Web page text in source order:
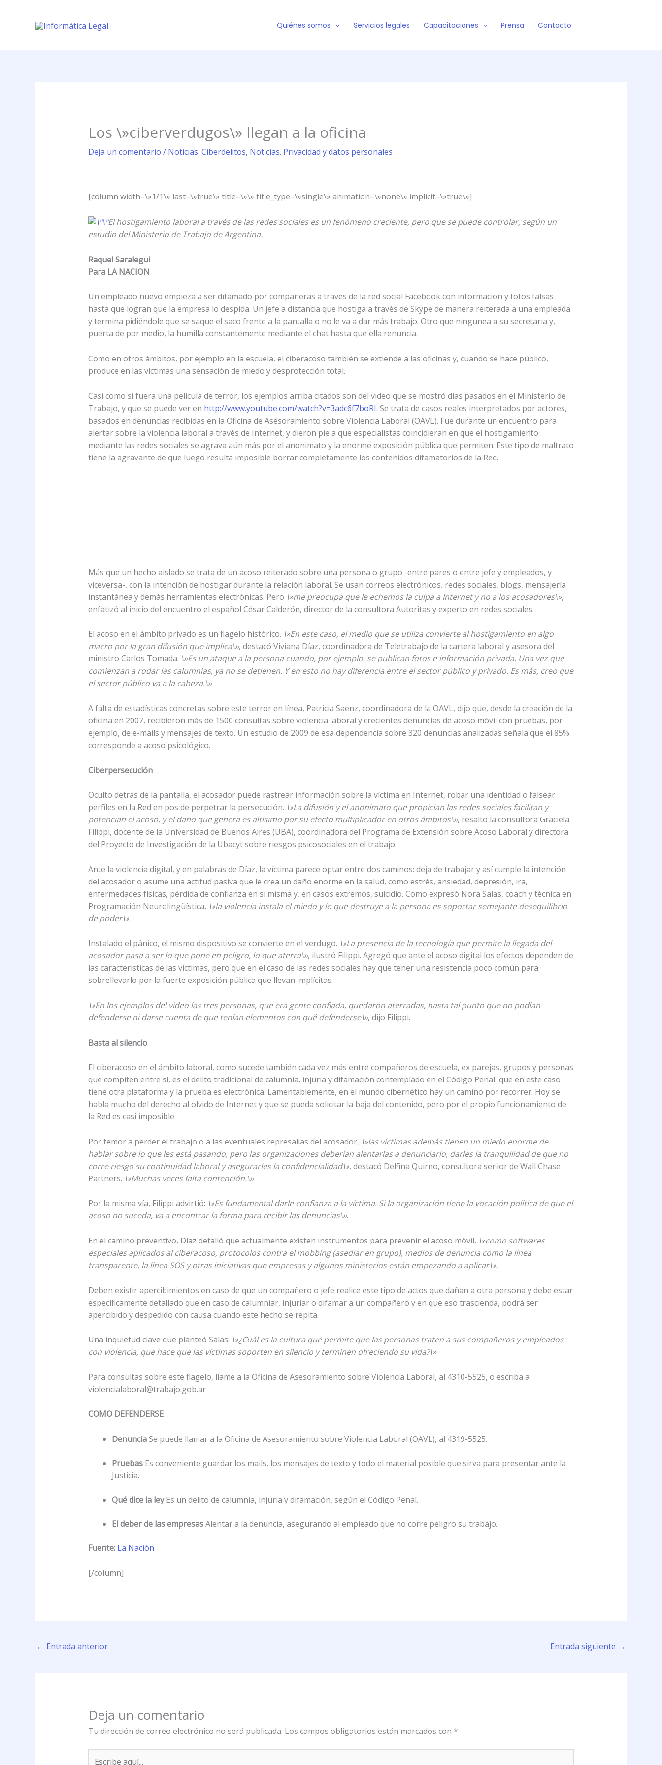
contenido
Quiénes somos Servicios legales Capacitaciones Prensa Contacto
Los \»ciberverdugos\» llegan a la oficina
Deja un comentario / Noticias. Ciberdelitos, Noticias. Privacidad y datos personales
[column width=\»1/1\» last=\»true\» title=\»\» title_type=\»single\» animation=\»none\» implicit=\»true\»]
El hostigamiento laboral a través de las redes sociales es un fenómeno creciente, pero que se puede controlar, según un
estudio del Ministerio de Trabajo de Argentina.
Raquel Saralegui
Para LA NACION
Un empleado nuevo empieza a ser difamado por compañeras a través de la red social Facebook con información y fotos falsas
hasta que logran que la empresa lo despida. Un jefe a distancia que hostiga a través de Skype de manera reiterada a una empleada
y termina pidiéndole que se saque el saco frente a la pantalla o no le va a dar más trabajo. Otro que ningunea a su secretaria y,
puerta de por medio, la humilla constantemente mediante el chat hasta que ella renuncia.
Como en otros ámbitos, por ejemplo en la escuela, el ciberacoso también se extiende a las oficinas y, cuando se hace público,
produce en las víctimas una sensación de miedo y desprotección total.
Casi como si fuera una película de terror, los ejemplos arriba citados son del video que se mostró días pasados en el Ministerio de
Trabajo, y que se puede ver en http://www.youtube.com/watch?v=3adc6f7boRI. Se trata de casos reales interpretados por actores,
basados en denuncias recibidas en la Oficina de Asesoramiento sobre Violencia Laboral (OAVL). Fue durante un encuentro para
alertar sobre la violencia laboral a través de Internet, y dieron pie a que especialistas coincidieran en que el hostigamiento
mediante las redes sociales se agrava aún más por el anonimato y la enorme exposición pública que permiten. Este tipo de maltrato
tiene la agravante de que luego resulta imposible borrar completamente los contenidos difamatorios de la Red.
Más que un hecho aislado se trata de un acoso reiterado sobre una persona o grupo -entre pares o entre jefe y empleados, y
viceversa-, con la intención de hostigar durante la relación laboral. Se usan correos electrónicos, redes sociales, blogs, mensajería
instantánea y demás herramientas electrónicas. Pero \»me preocupa que le echemos la culpa a Internet y no a los acosadores\»,
enfatizó al inicio del encuentro el español César Calderón, director de la consultora Autoritas y experto en redes sociales.
El acoso en el ámbito privado es un flagelo histórico. \»En este caso, el medio que se utiliza convierte al hostigamiento en algo
macro por la gran difusión que implica\», destacó Viviana Díaz, coordinadora de Teletrabajo de la cartera laboral y asesora del
ministro Carlos Tomada. \»Es un ataque a la persona cuando, por ejemplo, se publican fotos e información privada. Una vez que
comienzan a rodar las calumnias, ya no se detienen. Y en esto no hay diferencia entre el sector público y privado. Es más, creo que
el sector público va a la cabeza.\»
A falta de estadísticas concretas sobre este terror en línea, Patricia Saenz, coordinadora de la OAVL, dijo que, desde la creación de la
oficina en 2007, recibieron más de 1500 consultas sobre violencia laboral y crecientes denuncias de acoso móvil con pruebas, por
ejemplo, de e-mails y mensajes de texto. Un estudio de 2009 de esa dependencia sobre 320 denuncias analizadas señala que el 85%
corresponde a acoso psicológico.
Ciberpersecución
Oculto detrás de la pantalla, el acosador puede rastrear información sobre la víctima en Internet, robar una identidad o falsear
perfiles en la Red en pos de perpetrar la persecución. \»La difusión y el anonimato que propician las redes sociales facilitan y
potencian el acoso, y el daño que genera es altísimo por su efecto multiplicador en otros ámbitos\», resaltó la consultora Graciela
Filippi, docente de la Universidad de Buenos Aires (UBA), coordinadora del Programa de Extensión sobre Acoso Laboral y directora
del Proyecto de Investigación de la Ubacyt sobre riesgos psicosociales en el trabajo.
Ante la violencia digital, y en palabras de Díaz, la víctima parece optar entre dos caminos: deja de trabajar y así cumple la intención
del acosador o asume una actitud pasiva que le crea un daño enorme en la salud, como estrés, ansiedad, depresión, ira,
enfermedades físicas, pérdida de confianza en sí misma y, en casos extremos, suicidio. Como expresó Nora Salas, coach y técnica en
Programación Neurolingüística, \»la violencia instala el miedo y lo que destruye a la persona es soportar semejante desequilibrio
de poder\».
Instalado el pánico, el mismo dispositivo se convierte en el verdugo. \»La presencia de la tecnología que permite la llegada del
acosador pasa a ser lo que pone en peligro, lo que aterra\», ilustró Filippi. Agregó que ante el acoso digital los efectos dependen de
las características de las víctimas, pero que en el caso de las redes sociales hay que tener una resistencia poco común para
sobrellevarlo por la fuerte exposición pública que llevan implícitas.
\»En los ejemplos del video las tres personas, que era gente confiada, quedaron aterradas, hasta tal punto que no podían
defenderse ni darse cuenta de que tenían elementos con qué defenderse\», dijo Filippi.
Basta al silencio
El ciberacoso en el ámbito laboral, como sucede también cada vez más entre compañeros de escuela, ex parejas, grupos y personas
que compiten entre sí, es el delito tradicional de calumnia, injuria y difamación contemplado en el Código Penal, que en este caso
tiene otra plataforma y la prueba es electrónica. Lamentablemente, en el mundo cibernético hay un camino por recorrer. Hoy se
habla mucho del derecho al olvido de Internet y que se pueda solicitar la baja del contenido, pero por el propio funcionamiento de
la Red es casi imposible.
Por temor a perder el trabajo o a las eventuales represalias del acosador, \»las víctimas además tienen un miedo enorme de
hablar sobre lo que les está pasando, pero las organizaciones deberían alentarlas a denunciarlo, darles la tranquilidad de que no
corre riesgo su continuidad laboral y asegurarles la confidencialidad\», destacó Delfina Quirno, consultora senior de Wall Chase
Partners. \»Muchas veces falta contención.\»
Por la misma vía, Filippi advirtió: \»Es fundamental darle confianza a la víctima. Si la organización tiene la vocación política de que el
acoso no suceda, va a encontrar la forma para recibir las denuncias\».
En el camino preventivo, Díaz detalló que actualmente existen instrumentos para prevenir el acoso móvil, \»como softwares
especiales aplicados al ciberacoso, protocolos contra el mobbing (asediar en grupo), medios de denuncia como la línea
transparente, la línea SOS y otras iniciativas que empresas y algunos ministerios están empezando a aplicar\».
Deben existir apercibimientos en caso de que un compañero o jefe realice este tipo de actos que dañan a otra persona y debe estar
específicamente detallado que en caso de calumniar, injuriar o difamar a un compañero y en que eso trascienda, podrá ser
apercibido y despedido con causa cuando este hecho se repita.
Una inquietud clave que planteó Salas: \»¿Cuál es la cultura que permite que las personas traten a sus compañeros y empleados
con violencia, que hace que las víctimas soporten en silencio y terminen ofreciendo su vida?\».
Para consultas sobre este flagelo, llame a la Oficina de Asesoramiento sobre Violencia Laboral, al 4310-5525, o escriba a
violencialaboral@trabajo.gob.ar
COMO DEFENDERSE
DenunciaSe puede llamar a la Oficina de Asesoramiento sobre Violencia Laboral (OAVL), al 4319-5525.
Pruebas Es conveniente guardar los mails, los mensajes de texto y todo el material posible que sirva para presentar ante la
Justicia.
Qué dice la leyEs un delito de calumnia, injuria y difamación, según el Código Penal.
El deber de las empresasAlentar a la denuncia, asegurando al empleado que no corre peligro su trabajo.
Fuente: La Nación
[/column]
← Entrada anterior Entrada siguiente →
Deja un comentario
Tu dirección de correo electrónico no será publicada. Los campos obligatorios están marcados con *